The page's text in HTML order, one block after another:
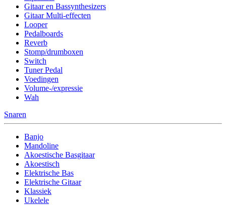
Gitaar en Bassynthesizers
Gitaar Multi-effecten
Looper
Pedalboards
Reverb
Stomp/drumboxen
Switch
Tuner Pedal
Voedingen
Volume-/expressie
Wah
Snaren
Banjo
Mandoline
Akoestische Basgitaar
Akoestisch
Elektrische Bas
Elektrische Gitaar
Klassiek
Ukelele